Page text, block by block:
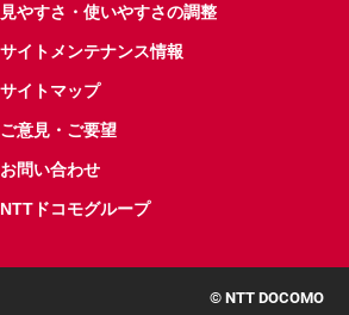
見やすさ・使いやすさの調整
サイトメンテナンス情報
サイトマップ
ご意見・ご要望
お問い合わせ
NTTドコモグループ
© NTT DOCOMO